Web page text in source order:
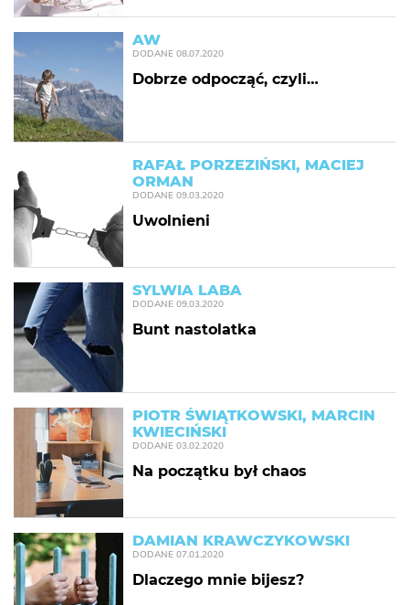
AW
DODANE 08.07.2020
Dobrze odpocząć, czyli…
RAFAŁ PORZEZIŃSKI, MACIEJ
ORMAN
DODANE 09.03.2020
Uwolnieni
SYLWIA LABA
DODANE 09.03.2020
Bunt nastolatka
PIOTR ŚWIĄTKOWSKI, MARCIN
KWIECIŃSKI
DODANE 03.02.2020
Na początku był chaos
DAMIAN KRAWCZYKOWSKI
DODANE 07.01.2020
Dlaczego mnie bijesz?